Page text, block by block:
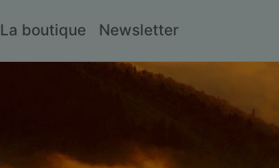
La boutique Newsletter